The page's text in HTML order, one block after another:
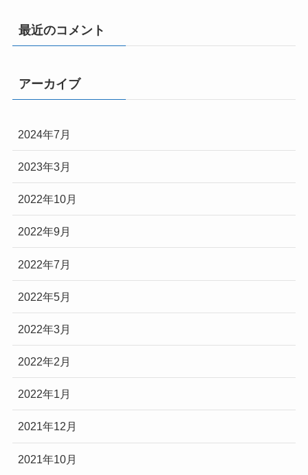
最近のコメント
アーカイブ
2024年7月
2023年3月
2022年10月
2022年9月
2022年7月
2022年5月
2022年3月
2022年2月
2022年1月
2021年12月
2021年10月